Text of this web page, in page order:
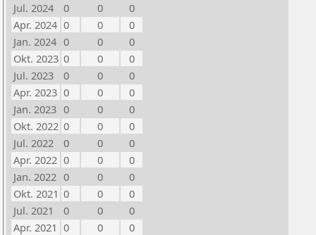
Jul. 2024
0 0
0
Apr. 2024 0 0
0
Jan. 2024 0 0
0
Okt. 2023 0 0
0
Jul. 2023
0 0
0
Apr. 2023 0 0
0
Jan. 2023 0 0
0
Okt. 2022 0 0
0
Jul. 2022
0 0
0
Apr. 2022 0 0
0
Jan. 2022 0 0
0
Okt. 2021 0 0
0
Jul. 2021
0 0
0
Apr. 2021 0 0
0